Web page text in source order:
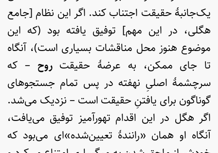
یک‌جانبۀ حقیقت اجتناب کند. اگر این نظام [جامع
هگلی، در این مهم] توفیق یافته بود (که این
موضوع هنوز محل مناقشات بسیاری است)، آنگاه
تا جای ممکن، به عرضۀ حقیقتروح– که
سرچشمۀ اصلیِ نهفته در پس تمام جستجوهای
گوناگون برای یافتنِ حقیقت است – نزدیک می‌شد.
اگر هگل در این اقدام تهورآمیز توفیق می‌یافت،
آنگاه او همان «رانندۀ تعیین‌شده»ای می‌بود که